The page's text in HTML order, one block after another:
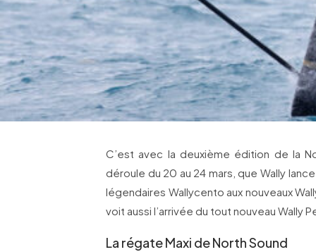
C’est avec la deuxième édition de la
déroule du 20 au 24 mars, que Wally
légendaires Wallycento aux nouveaux
voit aussi l’arrivée du tout nouveau Wally
La régate Maxi de North Sound